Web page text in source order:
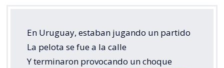
En Uruguay, estaban jugando un partido
La pelota se fue a la calle
Y terminaron provocando un choque